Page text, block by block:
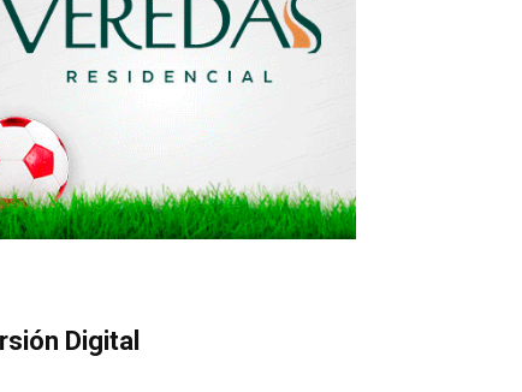
Digital